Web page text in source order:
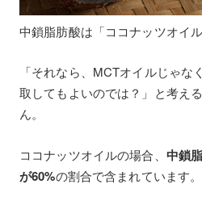
中鎖脂肪酸は「ココナッツオイ
「それなら、MCTオイルじゃ
取してもよいのでは？」と考え
ん。
ココナッツオイルの場合、 中鎖
が60%の割合で含まれています。